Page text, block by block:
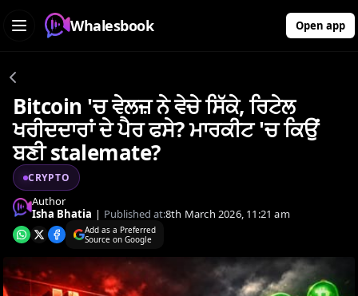
Whalesbook Open app
Bitcoin 'ਚ ਵੇਲਜ਼ ਨੇ ਵੇਚੇ ਸਿੱਕੇ, ਰਿਟੇਲ
ਖਰੀਦਦਾਰਾਂ ਦੇ ਪੈਰ ਫਸੇ? ਮਾਰਕੀਟ 'ਚ ਕਿਉਂ
ਬਣੀ stalemate?
CRYPTO
Author
Isha Bhatia | Published at:8th March 2026, 11:21 am
Add as a Preferred
Source on Google